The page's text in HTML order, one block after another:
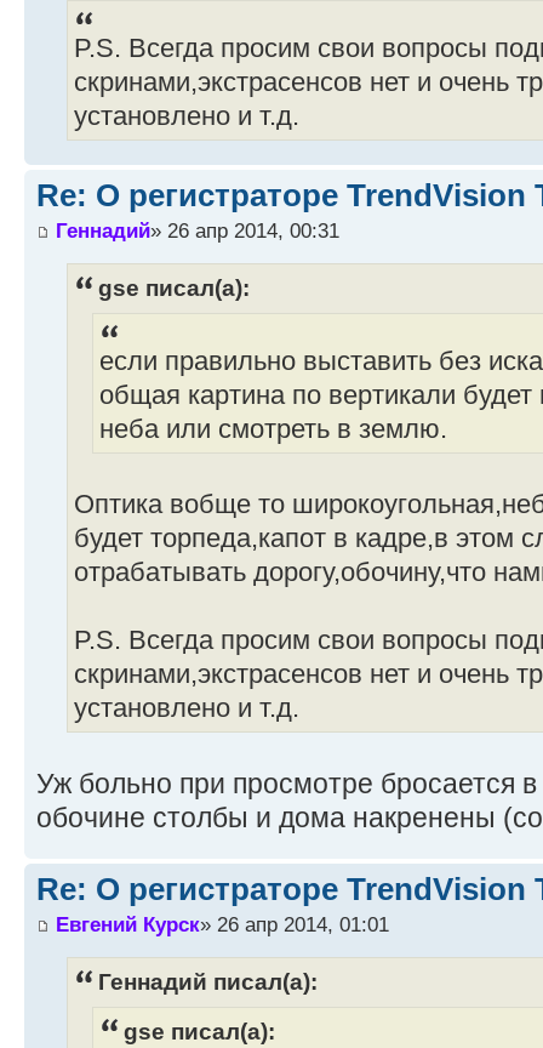
P.S. Всегда просим свои вопросы
скринами,экстрасенсов нет и очень
установлено и т.д.
Re: О регистраторе TrendVision
Геннадий» 26 апр 2014, 00:31
gse писал(а):
если правильно выставить без
общая картина по вертикали
неба или смотреть в землю.
Оптика вобще то
будет торпеда,капот в кадре,в этом
отрабатывать дорогу,обочину,что
P.S. Всегда просим свои вопросы
скринами,экстрасенсов нет и очень
установлено и т.д.
Уж больно при просмотре бросается в
обочине столбы и дома накренены
Re: О регистраторе TrendVision
Евгений Курск» 26 апр 2014, 01:01
Геннадий писал(а):
gse писал(а):